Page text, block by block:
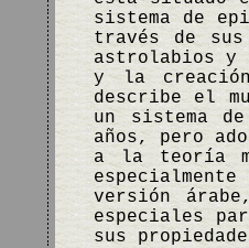
sistema de
través de
astrolabios
y la
describe el
un sistema
años, pero
a la teoría
versión
especiales
sus